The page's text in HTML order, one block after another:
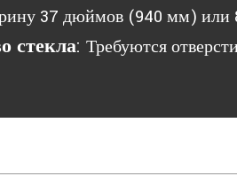
37 дюймов (940 мм) или
стекла: Требуются